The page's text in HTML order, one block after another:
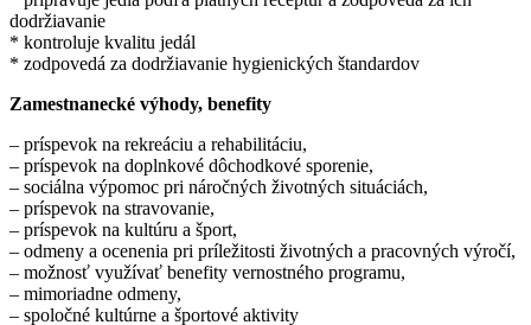
dodržiavanie
* kontroluje kvalitu jedál
* zodpovedá za dodržiavanie hygienických štandardov
Zamestnanecké výhody, benefity
– príspevok na rekreáciu a rehabilitáciu,
– príspevok na doplnkové dôchodkové sporenie,
– sociálna výpomoc pri náročných životných situáciách,
– príspevok na stravovanie,
– príspevok na kultúru a šport,
– odmeny a ocenenia pri príležitosti životných a pracovných výročí,
– možnosť využívať benefity vernostného programu,
– mimoriadne odmeny,
– spoločné kultúrne a športové aktivity